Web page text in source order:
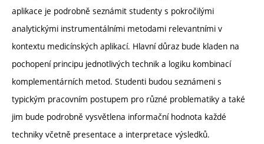
aplikace je podrobně seznámit studenty s pokročilými
analytickými instrumentálními metodami relevantními v
kontextu medicínských aplikací. Hlavní důraz bude kladen na
pochopení principu jednotlivých technik a logiku kombinací
komplementárních metod. Studenti budou seznámeni s
typickým pracovním postupem pro různé problematiky a také
jim bude podrobně vysvětlena informační hodnota každé
techniky včetně presentace a interpretace výsledků.